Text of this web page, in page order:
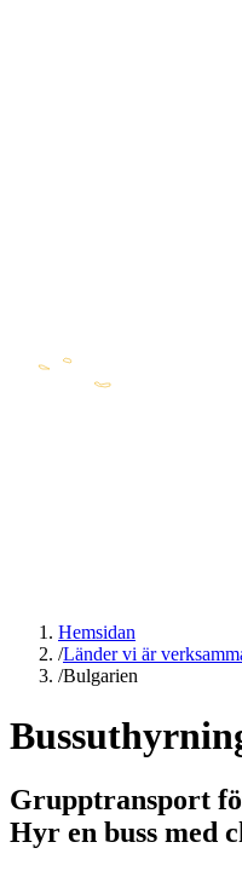
Hemsidan
/Länder vi är
/Bulgarien
Grupptransport
Hyr en buss med